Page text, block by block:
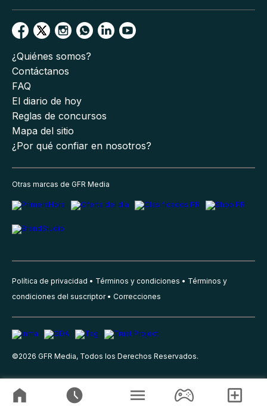
¿Quiénes somos?
Contáctanos
FAQ
El diario de hoy
Reglas de concursos
Mapa del sitio
¿Por qué confiar en nosotros?
Otras marcas de GFR Media
Política de privacidad Términos y condiciones
Términos y
condiciones del suscriptor
Correcciones
©2026 GFR Media, Todos los Derechos Reservados.